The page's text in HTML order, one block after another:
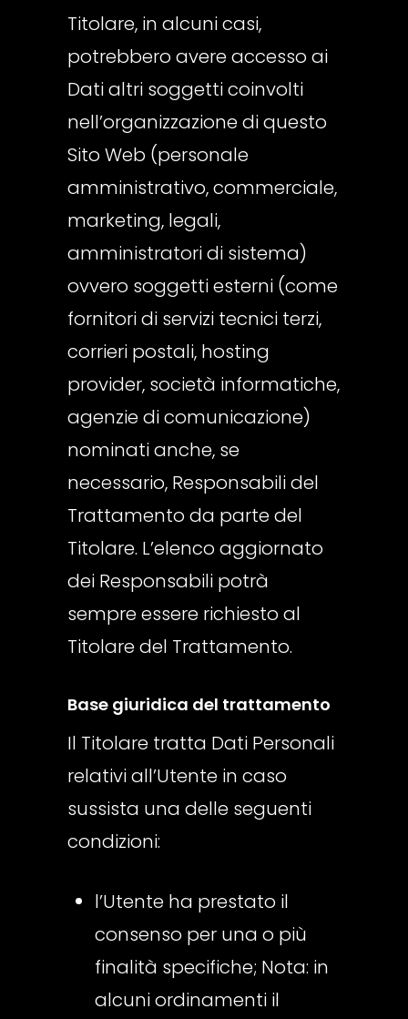
Titolare, in alcuni casi,
potrebbero avere accesso ai
Dati altri soggetti coinvolti
nell’organizzazione di questo
Sito Web (personale
amministrativo, commerciale,
marketing, legali,
amministratori di sistema)
ovvero soggetti esterni (come
fornitori di servizi tecnici terzi,
corrieri postali, hosting
provider, società informatiche,
agenzie di comunicazione)
nominati anche, se
necessario, Responsabili del
Trattamento da parte del
Titolare. L’elenco aggiornato
dei Responsabili potrà
sempre essere richiesto al
Titolare del Trattamento.
Base giuridica del trattamento
Il Titolare tratta Dati Personali
relativi all’Utente in caso
sussista una delle seguenti
condizioni:
l’Utente ha prestato il
consenso per una o più
finalità specifiche; Nota: in
alcuni ordinamenti il